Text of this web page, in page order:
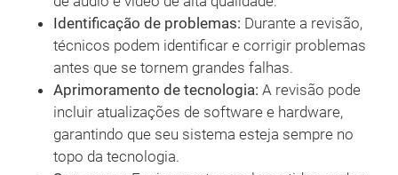
Identificação de problemas: Durante a revisão,
técnicos podem identificar e corrigir problemas
antes que se tornem grandes falhas.
Aprimoramento de tecnologia: A revisão pode
incluir atualizações de software e hardware,
garantindo que seu sistema esteja sempre no
topo da tecnologia.